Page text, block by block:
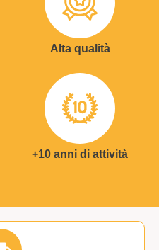
Alta qualità
+10 anni di attività